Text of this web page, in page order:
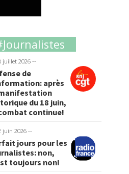
juillet 2026 --
de
après
du 18 juin,
continue!
juin 2026 --
jours pour les
non,
toujours non!